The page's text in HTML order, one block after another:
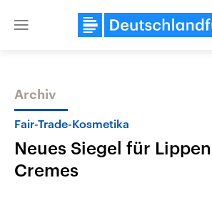
Close
Themen
Archiv
Fair-Trade-Kosmetika
Neues Siegel für
Cremes